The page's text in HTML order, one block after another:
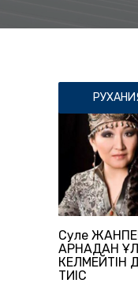
Сәуле
АРНАДАН
КЕЛМЕЙТІН
ТИІС